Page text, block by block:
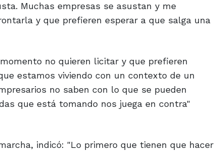
Muchas empresas se asustan y me
y que prefieren esperar a que salga una
no quieren licitar y que prefieren
estamos viviendo con un contexto de un
no saben con lo que se pueden
que está tomando nos juega en contra"
indicó: "Lo primero que tienen que hacer